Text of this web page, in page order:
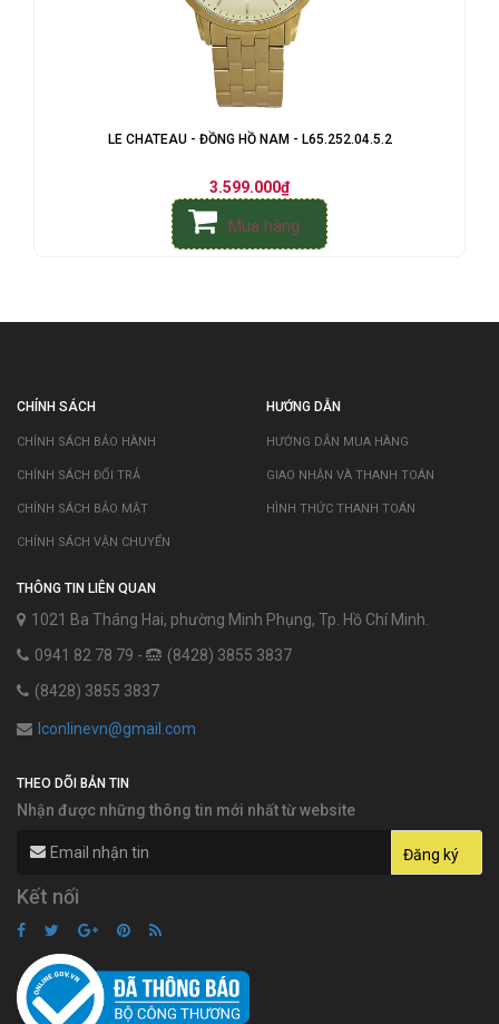
LE CHATEAU - ĐỒNG HỒ NAM - L65.252.04.5.2
3.599.000₫
Mua hàng
CHÍNH SÁCH
CHÍNH SÁCH BẢO HÀNH
CHÍNH SÁCH ĐỔI TRẢ
CHÍNH SÁCH BẢO MẬT
CHÍNH SÁCH VẬN CHUYỂN
HƯỚNG DẪN
HƯỚNG DẪN MUA HÀNG
GIAO NHẬN VÀ THANH TOÁN
HÌNH THỨC THANH TOÁN
THÔNG TIN LIÊN QUAN
1021 Ba Tháng Hai, phường Minh Phụng, Tp. Hồ Chí Minh.
0941 82 78 79 -
(8428) 3855 3837
(8428) 3855 3837
lconlinevn@gmail.com
THEO DÕI BẢN TIN
Nhận được những thông tin mới nhất từ website
Kết nối